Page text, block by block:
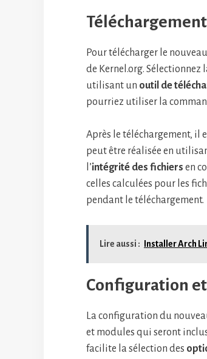
Pour télécharger le
de Kernel.org.
utilisant un outil de
pourriez utiliser la
Après le téléchargement, il
peut être réalisée en
l’intégrité des fichiers en
celles calculées pour les
pendant le téléchargement.
Lire aussi : Installer Arch
Configuration
La configuration du
et modules qui seront
facilite la sélection des